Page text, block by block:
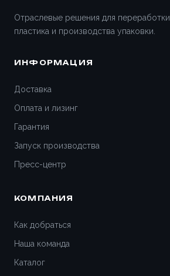
Отраслевые решения для переработки
пластика и производства упаковки.
ИНФОРМАЦИЯ
Доставка
Оплата и лизинг
Гарантия
Запуск производства
Пресс-центр
КОМПАНИЯ
Как добраться
Наша команда
Каталог